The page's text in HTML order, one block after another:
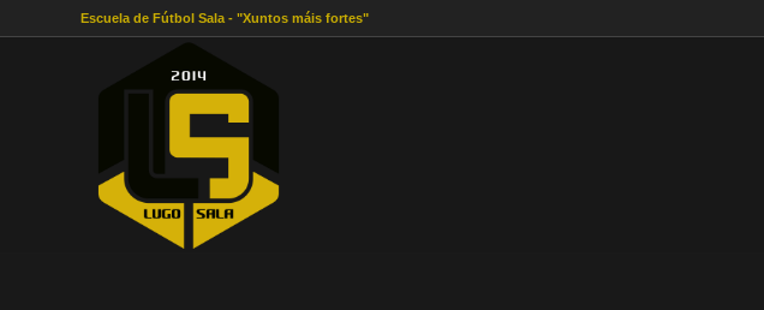
Escuela de Fútbol Sala - "Xuntos máis fortes"